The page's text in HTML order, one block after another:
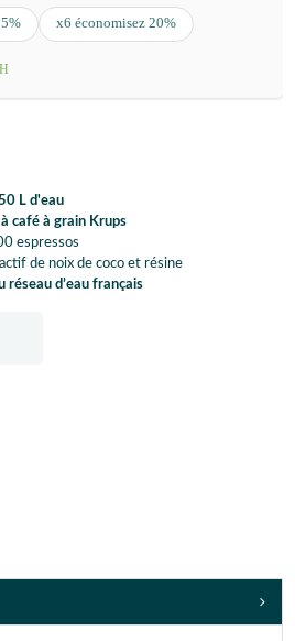
L d'eau
café à grain Krups
espressos
de noix de coco et résine
réseau d’eau français
x6 économisez 20%